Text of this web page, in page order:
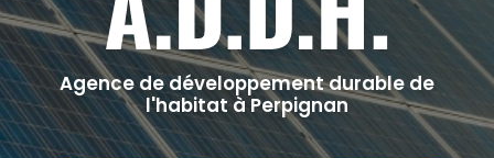
Agence de développement durable de
l'habitat à Perpignan